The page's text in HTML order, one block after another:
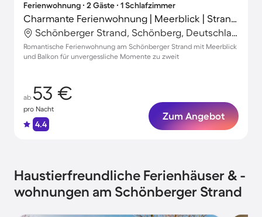
Ferienwohnung ∙ 2 Gäste ∙ 1 Schlafzimmer
Charmante Ferienwohnung | Meerblick | Strand in der Nähe
Schönberger Strand, Schönberg, Deutschland
Romantische Ferienwohnung am Schönberger Strand mit Meerblick
und Balkon für unvergessliche Momente zu zweit
ab 53 €
pro Nacht
4.4
Zum Angebot
Haustierfreundliche Ferienhäuser & -
wohnungen am Schönberger Strand